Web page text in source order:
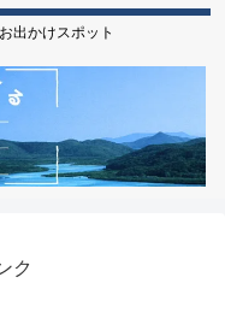
出かけスポット
ク